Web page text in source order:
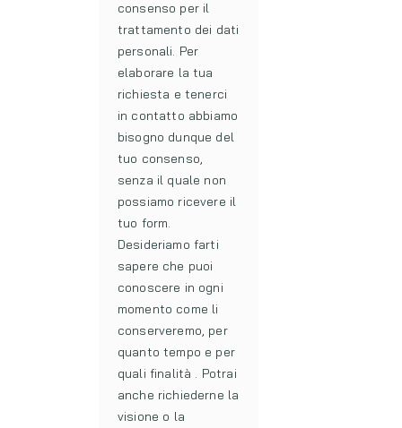
consenso per il
trattamento dei dati
personali. Per
elaborare la tua
richiesta e tenerci
in contatto abbiamo
bisogno dunque del
tuo consenso,
senza il quale non
possiamo ricevere il
tuo form.
Desideriamo farti
sapere che puoi
conoscere in ogni
momento come li
conserveremo, per
quanto tempo e per
quali finalità . Potrai
anche richiederne la
visione o la